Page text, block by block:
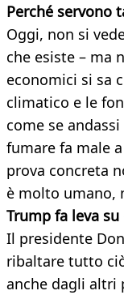
Perché servono
Oggi, non si
che esiste – ma
economici si sa
climatico e le
come se
fumare fa male
prova concreta
è molto umano,
Trump fa leva
Il presidente
ribaltare tutto
anche dagli altri